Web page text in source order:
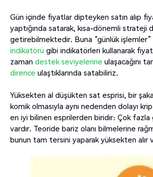
Gün içinde fiyatlar dipteyken satın alıp
yaptığında satarak, kısa-dönemli strateji
getirebilmektedir. Buna “günlük
indikatörü gibi indikatörleri kullanarak
zaman destek seviyelerine ulaşacağını
dirence ulaştıklarında satabiliriz.
Yüksekten al düşükten sat esprisi, bir
komik olmasıyla aynı nedenden dolayı
en iyi bilinen esprilerden biridir: Çok fazla
vardır. Teoride bariz olanı bilmelerine
bunun tam tersini yaparak yüksekten alır